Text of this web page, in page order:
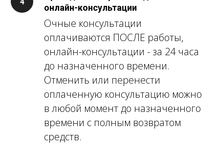
онлайн-консультации
Очные консультации
оплачиваются ПОСЛЕ работы,
онлайн-консультации - за 24 часа
до назначенного времени.
Отменить или перенести
оплаченную консультацию можно
в любой момент до назначенного
времени с полным возвратом
средств.